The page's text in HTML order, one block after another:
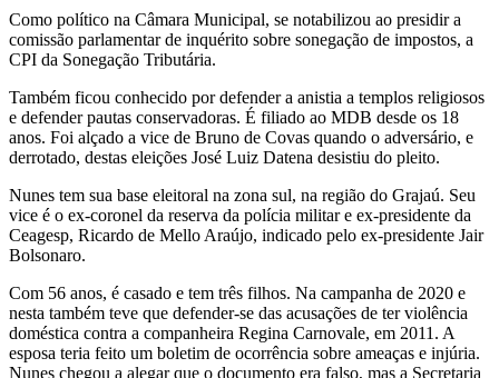
Como político na Câmara Municipal, se notabilizou ao presidir a
comissão parlamentar de inquérito sobre sonegação de impostos, a
CPI da Sonegação Tributária.
Também ficou conhecido por defender a anistia a templos religiosos
e defender pautas conservadoras. É filiado ao MDB desde os 18
anos. Foi alçado a vice de Bruno de Covas quando o adversário, e
derrotado, destas eleições José Luiz Datena desistiu do pleito.
Nunes tem sua base eleitoral na zona sul, na região do Grajaú. Seu
vice é o ex-coronel da reserva da polícia militar e ex-presidente da
Ceagesp, Ricardo de Mello Araújo, indicado pelo ex-presidente Jair
Bolsonaro.
Com 56 anos, é casado e tem três filhos. Na campanha de 2020 e
nesta também teve que defender-se das acusações de ter violência
doméstica contra a companheira Regina Carnovale, em 2011. A
esposa teria feito um boletim de ocorrência sobre ameaças e injúria.
Nunes chegou a alegar que o documento era falso, mas a Secretaria